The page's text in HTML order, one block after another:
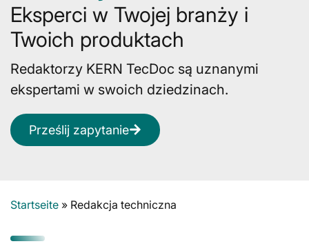
Eksperci w Twojej branży i
Twoich produktach
Redaktorzy KERN TecDoc są uznanymi
ekspertami w swoich dziedzinach.
Prześlij zapytanie
Startseite » Redakcja techniczna